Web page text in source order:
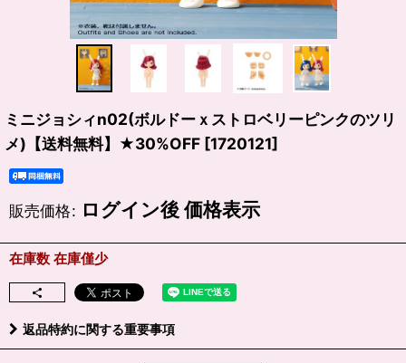
ミニジョシィn02(ボルドーｘストロベリーピンクのツリ
メ)【送料無料】★30%OFF [1720121]
販売価格: ログイン後 価格表示
在庫数 在庫僅少
返品特約に関する重要事項